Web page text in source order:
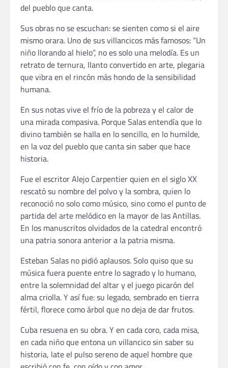
del pueblo que canta.
Sus obras no se escuchan: se sienten como si el aire
mismo orara. Uno de sus villancicos más famosos: “Un
niño llorando al hielo”, no es solo una melodía. Es un
retrato de ternura, llanto convertido en arte, plegaria
que vibra en el rincón más hondo de la sensibilidad
humana.
En sus notas vive el frío de la pobreza y el calor de
una mirada compasiva. Porque Salas entendía que lo
divino también se halla en lo sencillo, en lo humilde,
en la voz del pueblo que canta sin saber que hace
historia.
Fue el escritor Alejo Carpentier quien en el siglo XX
rescató su nombre del polvo y la sombra, quien lo
reconoció no solo como músico, sino como el punto de
partida del arte melódico en la mayor de las Antillas.
En los manuscritos olvidados de la catedral encontró
una patria sonora anterior a la patria misma.
Esteban Salas no pidió aplausos. Solo quiso que su
música fuera puente entre lo sagrado y lo humano,
entre la solemnidad del altar y el juego picarón del
alma criolla. Y así fue: su legado, sembrado en tierra
fértil, florece como árbol que no deja de dar frutos.
Cuba resuena en su obra. Y en cada coro, cada misa,
en cada niño que entona un villancico sin saber su
historia, late el pulso sereno de aquel hombre que